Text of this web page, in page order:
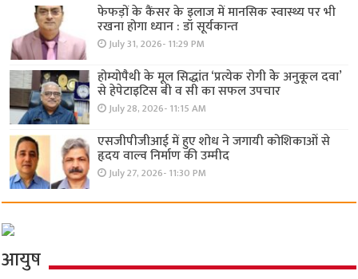
फेफड़ों के कैंसर के इलाज में मानसिक स्वास्थ्य पर भी
रखना होगा ध्यान : डॉ सूर्यकान्त
July 31, 2026- 11:29 PM
होम्योपैथी के मूल सिद्धांत ‘प्रत्येक रोगी केे अनुकूल दवा’
से हेपेटाइटिस बी व सी का सफल उपचार
July 28, 2026- 11:15 AM
एसजीपीजीआई में हुए शोध ने जगायी कोशिकाओं से
हृदय वाल्व निर्माण की उम्मीद
July 27, 2026- 11:30 PM
आयुष